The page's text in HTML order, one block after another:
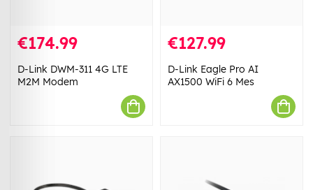
€174.99
D-Link DWM-311 4G LTE
M2M Modem
€127.99
D-Link Eagle Pro AI
AX1500 WiFi 6 Mes